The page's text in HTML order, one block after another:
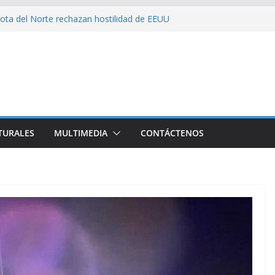
del Norte rechazan hostilidad de EEUU
y rebaja relación diplomática con
MULTIMEDIA CONTÁCTENOS